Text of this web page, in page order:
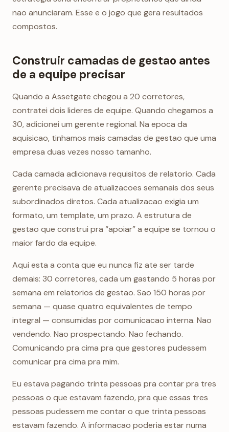
nao anunciaram. Esse e o jogo que gera resultados
compostos.
Construir camadas de gestao antes
de a equipe precisar
Quando a Assetgate chegou a 20 corretores,
contratei dois lideres de equipe. Quando chegamos a
30, adicionei um gerente regional. Na epoca da
aquisicao, tinhamos mais camadas de gestao que uma
empresa duas vezes nosso tamanho.
Cada camada adicionava requisitos de relatorio. Cada
gerente precisava de atualizacoes semanais dos seus
subordinados diretos. Cada atualizacao exigia um
formato, um template, um prazo. A estrutura de
gestao que construi pra “apoiar” a equipe se tornou o
maior fardo da equipe.
Aqui esta a conta que eu nunca fiz ate ser tarde
demais: 30 corretores, cada um gastando 5 horas por
semana em relatorios de gestao. Sao 150 horas por
semana — quase quatro equivalentes de tempo
integral — consumidas por comunicacao interna. Nao
vendendo. Nao prospectando. Nao fechando.
Comunicando pra cima pra que gestores pudessem
comunicar pra cima pra mim.
Eu estava pagando trinta pessoas pra contar pra tres
pessoas o que estavam fazendo, pra que essas tres
pessoas pudessem me contar o que trinta pessoas
estavam fazendo. A informacao poderia estar numa